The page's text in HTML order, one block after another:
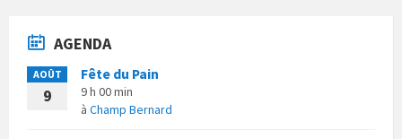
AGENDA
AOÛT
9
Fête du Pain
9 h 00 min
à Champ Bernard